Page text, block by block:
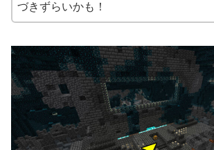
づきずらいかも！